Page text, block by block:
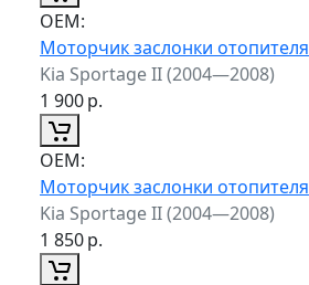
ОЕМ:
Моторчик заслонки отопителя
Kia Sportage II (2004—2008)
1 900р.
ОЕМ:
Моторчик заслонки отопителя
Kia Sportage II (2004—2008)
1 850р.